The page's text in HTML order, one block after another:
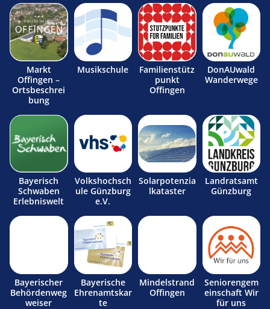
Markt
Offingen –
Ortsbeschrei
bung
Musikschule
Familienstütz
punkt
Offingen
DonAUwald
Wanderwege
Bayerisch
Schwaben
Erlebniswelt
Volkshochsch
ule Günzburg
e.V.
Solarpotenzia
lkataster
Landratsamt
Günzburg
Bayerischer
Behördenweg
weiser
Bayerische
Ehrenamtskar
te
Mindelstrand
Offingen
Seniorengem
einschaft Wir
für uns